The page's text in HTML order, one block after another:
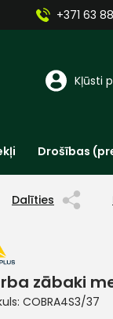
+371 63
Kļūsti
Drošības
Dalīties
zābaki
COBRA4S3/37